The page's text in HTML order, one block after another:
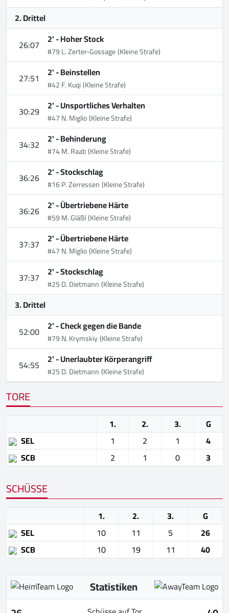
2. Drittel
26:07 2' -Hoher Stock
#79 L. Zerter-Gossage(Kleine Strafe)
27:51 2' -Beinstellen
#42 F. Kuqi(Kleine Strafe)
30:29 2' -Unsportliches Verhalten
#47 N. Miglio(Kleine Strafe)
34:32 2' -Behinderung
#74 M. Raab(Kleine Strafe)
36:26 2' -Stockschlag
#16 P. Zerressen(Kleine Strafe)
36:26 2' -Übertriebene Härte
#59 M. Gläßl(Kleine Strafe)
37:37 2' -Übertriebene Härte
#47 N. Miglio(Kleine Strafe)
37:37 2' -Stockschlag
#25 D. Dietmann(Kleine Strafe)
3. Drittel
52:00 2' -Check gegen die Bande
#79 N. Krymskiy(Kleine Strafe)
54:55 2' -Unerlaubter Körperangriff
#25 D. Dietmann(Kleine Strafe)
TORE
1. 2. 3.
G
SEL
1 2 1
4
SCB
2 1 0 3
SCHÜSSE
1. 2. 3.
G
SEL
10 11 5
26
SCB
10 19 11 40
Statistiken